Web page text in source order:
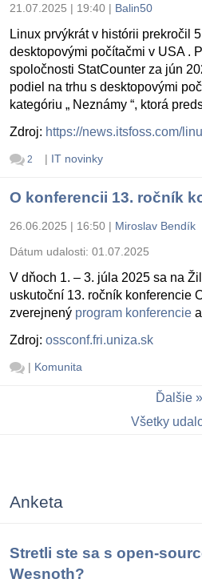
21.07.2025 | 19:40 | Balin50
Linux prvýkrát v histórii prekročil
desktopovými počítačmi v USA .
spoločnosti StatCounter za jún
podiel na trhu s desktopovými
kategóriu „ Neznámy “, ktorá
Zdroj: https://news.itsfoss.com/
2 | IT novinky
O konferencii 13. ročník
26.06.2025 | 16:50 | Miroslav Bendík
Dátum udalosti: 01.07.2025
V dňoch 1. – 3. júla 2025 sa na
uskutoční 13. ročník konferencie
zverejnený program konferencie
Zdroj: ossconf.fri.uniza.sk
| Komunita
Ďalšie
Všetky
Anketa
Stretli ste sa s open-
Wesnoth?